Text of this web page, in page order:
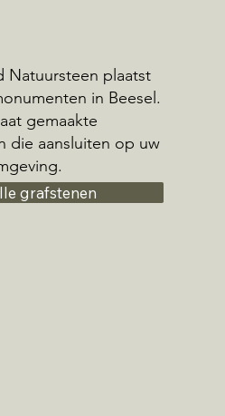
Natuursteen plaatst
in Beesel.
gemaakte
die aansluiten op uw
grafstenen